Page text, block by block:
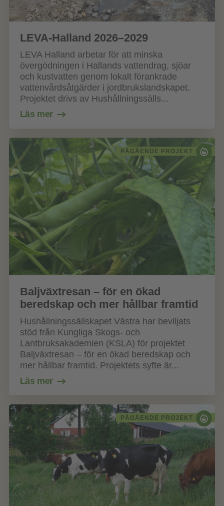
LEVA-Halland 2026–2029
LEVA Halland arbetar för att minska
övergödningen i Hallands vattendrag, sjöar
och kustvatten genom lokalt förankrade
vattenvårdsåtgärder i jordbrukslandskapet.
Projektet drivs av Hushållningssälls...
Läs mer
PÅGÅENDE PROJEKT
Baljväxtresan – för en ökad
beredskap och mer hållbar framtid
Hushållningssällskapet Västra har beviljats
stöd från Kungliga Skogs- och
Lantbruksakademien (KSLA) för projektet
Baljväxtresan – för en ökad beredskap och
mer hållbar framtid. Projektets syfte är...
Läs mer
PÅGÅENDE PROJEKT